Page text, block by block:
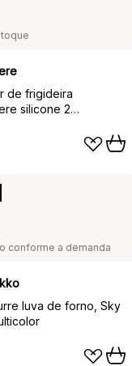
de frigideira
silicone 2
conforme a demanda
luva de forno, Sky